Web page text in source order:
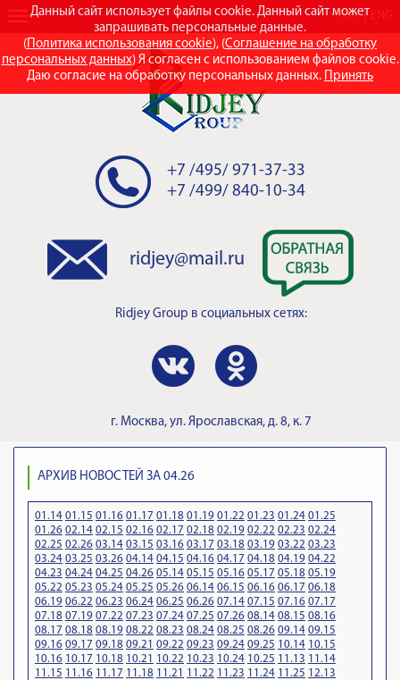
Данный сайт использует файлы cookie. Данный сайт может
запрашивать персональные данные.
(Политика использования cookie), (Соглашение на обработку
персональных данных) Я согласен с использованием файлов cookie.
Даю согласие на обработку персональных данных. Принять
RUS
+7 /495/ 971-37-33
+7 /499/ 840-10-34
ridjey@mail.ru
Ridjey Group в социальных сетях:
г. Москва, ул. Ярославская, д. 8, к. 7
АРХИВ НОВОСТЕЙ ЗА 04.26
01.14 01.15 01.16 01.17 01.18 01.19 01.22 01.23 01.24 01.25
01.26 02.14 02.15 02.16 02.17 02.18 02.19 02.22 02.23 02.24
02.25 02.26 03.14 03.15 03.16 03.17 03.18 03.19 03.22 03.23
03.24 03.25 03.26 04.14 04.15 04.16 04.17 04.18 04.19 04.22
04.23 04.24 04.25 04.26 05.14 05.15 05.16 05.17 05.18 05.19
05.22 05.23 05.24 05.25 05.26 06.14 06.15 06.16 06.17 06.18
06.19 06.22 06.23 06.24 06.25 06.26 07.14 07.15 07.16 07.17
07.18 07.19 07.22 07.23 07.24 07.25 07.26 08.14 08.15 08.16
08.17 08.18 08.19 08.22 08.23 08.24 08.25 08.26 09.14 09.15
09.16 09.17 09.18 09.21 09.22 09.23 09.24 09.25 10.14 10.15
10.16 10.17 10.18 10.21 10.22 10.23 10.24 10.25 11.13 11.14
11.15 11.16 11.17 11.18 11.21 11.22 11.23 11.24 11.25 12.13